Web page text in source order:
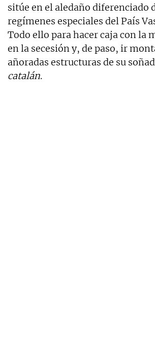
sitúe en el aledaño diferenciado
regímenes especiales del País
Todo ello para hacer caja con la
en la secesión y, de paso, ir
añoradas estructuras de su
catalán.